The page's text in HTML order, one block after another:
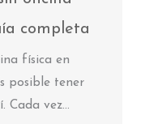
completa
física en
posible tener
Cada vez...